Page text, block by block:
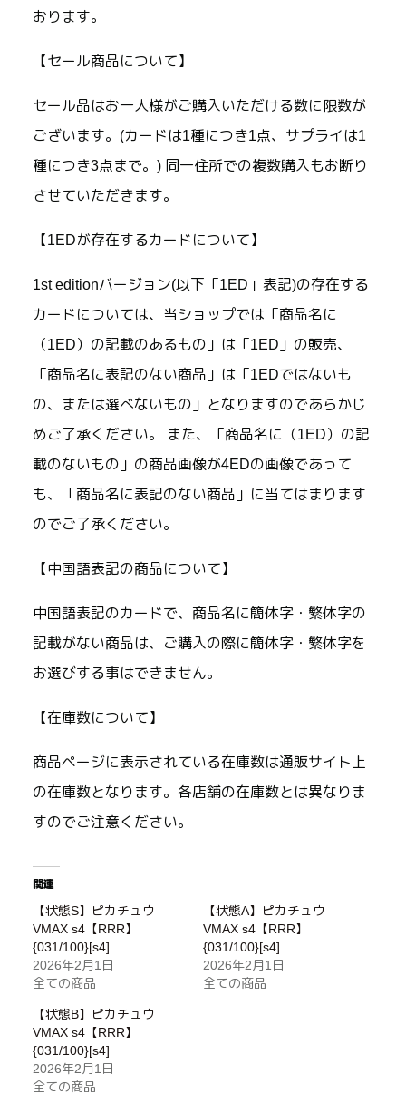
おります。
【セール商品について】
セール品はお一人様がご購入いただける数に限数が
ございます。(カードは1種につき1点、サプライは1
種につき3点まで。) 同一住所での複数購入もお断り
させていただきます。
【1EDが存在するカードについて】
1st editionバージョン(以下「1ED」表記)の存在する
カードについては、当ショップでは「商品名に
（1ED）の記載のあるもの」は「1ED」の販売、
「商品名に表記のない商品」は「1EDではないも
の、または選べないもの」となりますのであらかじ
めご了承ください。 また、「商品名に（1ED）の記
載のないもの」の商品画像が4EDの画像であって
も、「商品名に表記のない商品」に当てはまります
のでご了承ください。
【中国語表記の商品について】
中国語表記のカードで、商品名に簡体字・繁体字の
記載がない商品は、ご購入の際に簡体字・繁体字を
お選びする事はできません。
【在庫数について】
商品ページに表示されている在庫数は通販サイト上
の在庫数となります。各店舗の在庫数とは異なりま
すのでご注意ください。
関連
【状態S】ピカチュウ
VMAX s4【RRR】
{031/100}[s4]
2026年2月1日
全ての商品
【状態A】ピカチュウ
VMAX s4【RRR】
{031/100}[s4]
2026年2月1日
全ての商品
【状態B】ピカチュウ
VMAX s4【RRR】
{031/100}[s4]
2026年2月1日
全ての商品